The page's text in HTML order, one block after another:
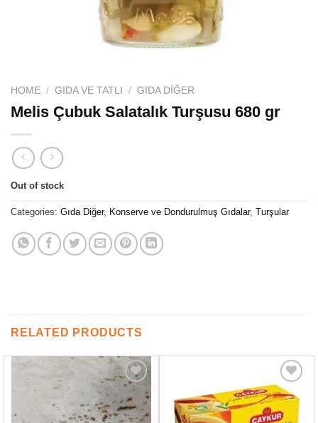
HOME / GIDA VE TATLI / GIDA DIĞER
Melis Çubuk Salatalık Turşusu 680 gr
Out of stock
Categories: Gıda Diğer, Konserve ve Dondurulmuş Gıdalar, Turşular
RELATED PRODUCTS
Favorilere
Ekle
Favorilere
Ekle